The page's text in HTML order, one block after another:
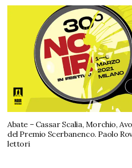
Abate – Cassar Scalia, Morchio,
del Premio Scerbanenco. Paolo
lettori